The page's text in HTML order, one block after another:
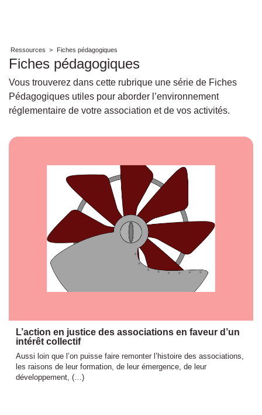
Ressources > Fiches pédagogiques
Fiches pédagogiques
Vous trouverez dans cette rubrique une série de Fiches
Pédagogiques utiles pour aborder l’environnement
réglementaire de votre association et de vos activités.
L’action en justice des associations en faveur d’un
intérêt collectif
Aussi loin que l’on puisse faire remonter l’histoire des associations,
les raisons de leur formation, de leur émergence, de leur
développement, (…)